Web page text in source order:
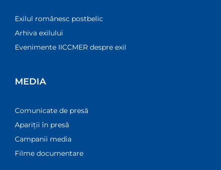
Exilul românesc postbelic
Arhiva exilului
Evenimente IICCMER despre exil
MEDIA
Comunicate de presă
Apariții în presă
Campanii media
Filme documentare